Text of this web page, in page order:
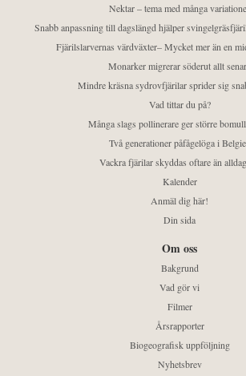
Nektar – tema med många
Snabb anpassning till dagslängd hjälper
Fjärilslarvernas värdväxter– Mycket mer än en
Monarker migrerar söderut allt
Mindre kräsna sydrovfjärilar sprider sig
Vad tittar du på?
Många slags pollinerare ger större
Två generationer påfågelöga i
Vackra fjärilar skyddas oftare än
Kalender
Anmäl dig här!
Din sida
Om oss
Bakgrund
Vad gör vi
Filmer
Årsrapporter
Biogeografisk uppföljning
Nyhetsbrev